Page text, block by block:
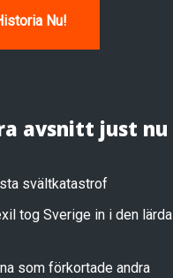
Nu!
avsnitt just nu
svältkatastrof
tog Sverige in i den lärda
som förkortade andra